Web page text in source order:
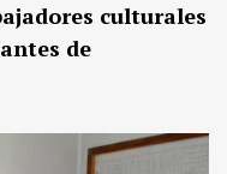
culturales
de